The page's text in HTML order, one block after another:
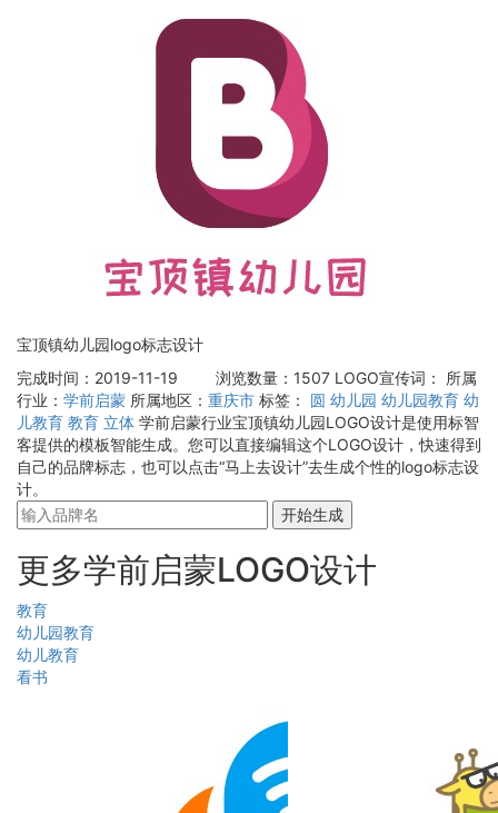
宝顶镇幼儿园logo标志设计
完成时间：2019-11-19
浏览数量：1507 LOGO宣传词：
所属
行业： 学前启蒙 所属地区： 重庆市 标签： 圆 幼儿园 幼儿园教育 幼
儿教育 教育 立体 学前启蒙行业宝顶镇幼儿园LOGO设计是使用标智
客提供的模板智能生成。您可以直接编辑这个LOGO设计，快速得到
自己的品牌标志，也可以点击“马上去设计”去生成个性的logo标志设
计。
开始生成
更多学前启蒙LOGO设计
教育
幼儿园教育
幼儿教育
看书